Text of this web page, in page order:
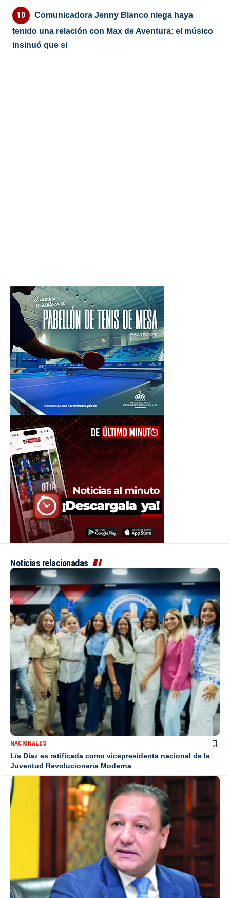
Comunicadora Jenny Blanco niega haya
tenido una relación con Max de Aventura; el músico
insinuó que si
Noticias relacionadas
NACIONALES
Lía Díaz es ratificada como vicepresidenta nacional de la
Juventud Revolucionaria Moderna